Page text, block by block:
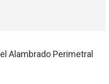
Alambrado Perimetral